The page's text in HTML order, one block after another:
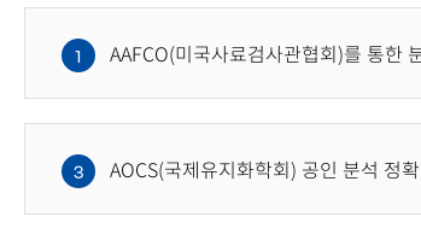
1 AAFCO(미국사료검사관협회)를 통한
3 AOCS(국제유지화학회) 공인 분석 정